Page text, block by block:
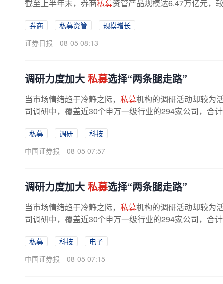
截至上半年末，券商私募资管产品规模达6.47万亿元，
券商 私募资管
规模增长
证券日报
08-05 08:13
调研力度加大 私募选择“两条腿走路”
当市场情绪趋于冷静之际， 私募机构的调研活动却较为
司调研中，覆盖近30个申万一级行业的294家公司，合
私募 调研
科技
中国证券报
08-05 07:57
调研力度加大 私募选择“两条腿走路”
当市场情绪趋于冷静之际， 私募机构的调研活动却较为
司调研中，覆盖近30个申万一级行业的294家公司，合
私募 科技
电子
中国证券报
08-05 07:15